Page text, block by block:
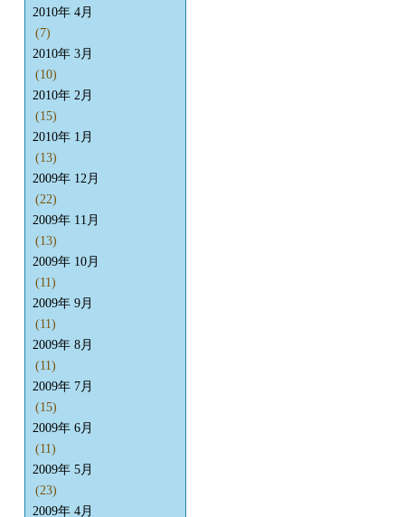
2010年 4月
(7)
2010年 3月
(10)
2010年 2月
(15)
2010年 1月
(13)
2009年 12月
(22)
2009年 11月
(13)
2009年 10月
(11)
2009年 9月
(11)
2009年 8月
(11)
2009年 7月
(15)
2009年 6月
(11)
2009年 5月
(23)
2009年 4月